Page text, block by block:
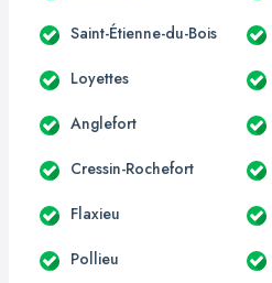
Saint-Étienne-du-Bois
Loyettes
Anglefort
Cressin-Rochefort
Flaxieu
Pollieu